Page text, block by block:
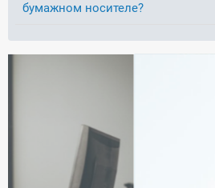
бумажном носителе?